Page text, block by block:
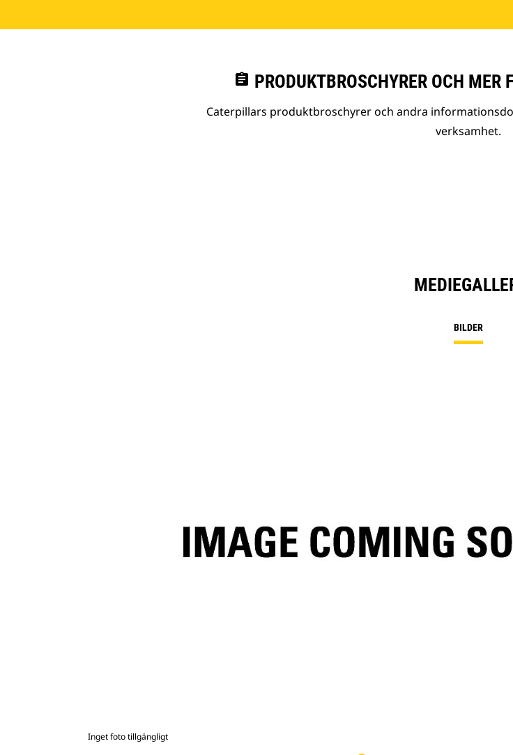
assignment PRODUKTBROSCHYRER OCH
Caterpillars produktbroschyrer och andra
verksamhet.
BILDER
Inget foto tillgängligt